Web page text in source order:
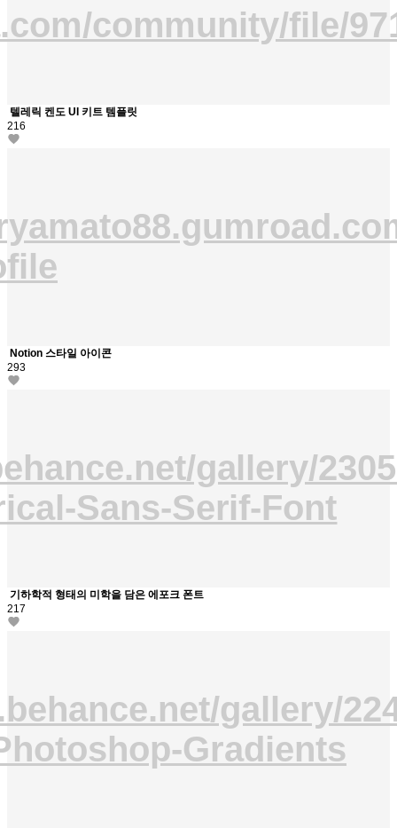
community/file/
텔레릭 켄도 UI 키트 템플릿
216
Notion 스타일 아이콘
293
gallery/
Sans-Serif-Font
기하학적 형태의 미학을 담은 에포크 폰트
217
gallery/
Gradients